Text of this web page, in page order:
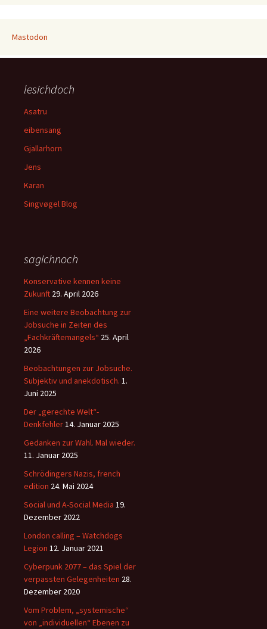
Mastodon
lesichdoch
Asatru
eibensang
Gjallarhorn
Jens
Karan
Singvøgel Blog
sagichnoch
Konservative kennen keine
Zukunft 29. April 2026
Eine weitere Beobachtung zur
Jobsuche in Zeiten des
„Fachkräftemangels“ 25. April
2026
Beobachtungen zur Jobsuche.
Subjektiv und anekdotisch. 1.
Juni 2025
Der „gerechte Welt“-
Denkfehler14. Januar 2025
Gedanken zur Wahl. Mal wieder.
11. Januar 2025
Schrödingers Nazis, french
edition 24. Mai 2024
Social und A-Social Media 19.
Dezember 2022
London calling – Watchdogs
Legion 12. Januar 2021
Cyberpunk 2077 – das Spiel der
verpassten Gelegenheiten 28.
Dezember 2020
Vom Problem, „systemische“
von „individuellen“ Ebenen zu